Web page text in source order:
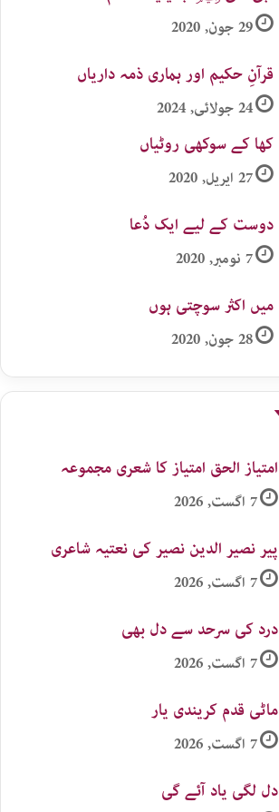
29 جون, 2020
قرآنِ حکیم اور ہماری ذمہ داریاں
24 جولائی, 2024
کھا کے سوکھی روٹیاں
27 اپریل, 2020
دوست کے لیے ایک دُعا
7 نومبر, 2020
میں اکثر سوچتی ہوں
28 جون, 2020
امتیاز الحق امتیاز کا شعری مجموعہ
7 اگست, 2026
پیر نصیر الدین نصیر کی نعتیہ شاعری
7 اگست, 2026
درد کی سرحد سے دل بھی
7 اگست, 2026
ماٹی قدم کریندی یار
7 اگست, 2026
دل لگی یاد آئے گی